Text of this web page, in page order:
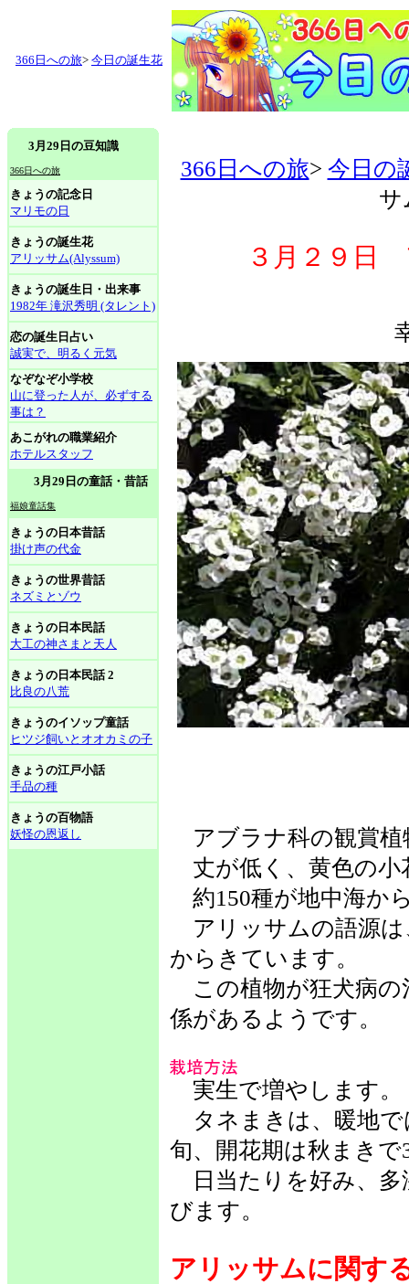
366日への旅> 今日の誕生花
3月29日の豆知識
366日への旅
きょうの記念日
マリモの日
きょうの誕生花
アリッサム(Alyssum)
きょうの誕生日・出来事
1982年 滝沢秀明 (タレント)
恋の誕生日占い
誠実で、明るく元気
なぞなぞ小学校
山に登った人が、必ずする
事は？
あこがれの職業紹介
ホテルスタッフ
3月29日の童話・昔話
福娘童話集
きょうの日本昔話
掛け声の代金
きょうの世界昔話
ネズミとゾウ
きょうの日本民話
大工の神さまと天人
きょうの日本民話 2
比良の八荒
きょうのイソップ童話
ヒツジ飼いとオオカミの子
きょうの江戸小話
手品の種
きょうの百物語
妖怪の恩返し
366日への旅> 今日の
サ
３月２９日
アブラナ科の観賞植
丈が低く、黄色の小
約150種が地中海か
アリッサムの語源は
からきています。
この植物が狂犬病の
係があるようです。
実生で増やします。
タネまきは、暖地で
旬、開花期は秋まき
日当たりを好み、多
びます。
アリッサムに関す